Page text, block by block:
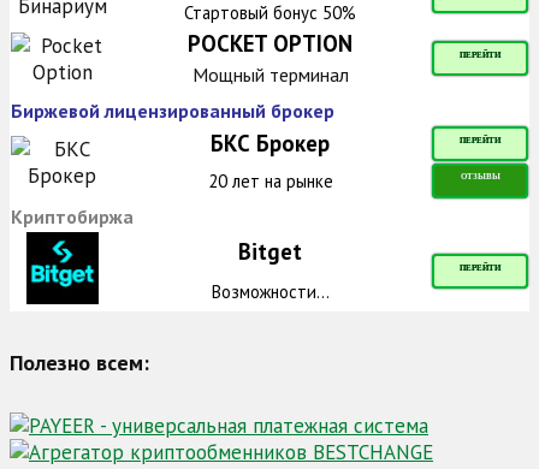
Стартовый бонус 50%
POCKET OPTION ПЕРЕЙТИ
Мощный терминал
Биржевой лицензированный брокер
БКС Брокер ПЕРЕЙТИ
20 лет на рынке ОТЗЫВЫ
Криптобиржа
Bitget
ПЕРЕЙТИ
Возможности...
Полезно всем: